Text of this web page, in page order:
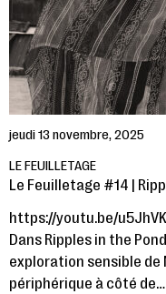
jeudi 13 novembre, 2025
LE FEUILLETAGE
Le Feuilletage #14 |
https://youtu.be/
Dans Ripples in the
exploration sensible de
périphérique à côté de…